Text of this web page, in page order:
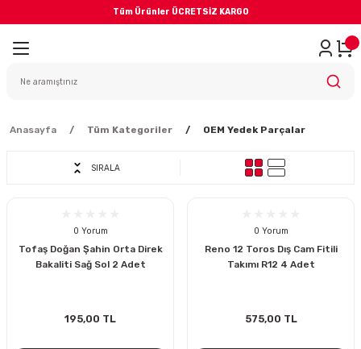
Tüm Ürünler ÜCRETSİZ KARGO
Geri Dön
Anasayfa Tüm Kategoriler OEM Yedek Parçalar
SIRALA
0 Yorum
Tofaş Doğan Şahin Orta Direk
Bakaliti Sağ Sol 2 Adet
195,00 TL
0 Yorum
Reno 12 Toros Dış Cam Fitili
Takımı R12 4 Adet
575,00 TL